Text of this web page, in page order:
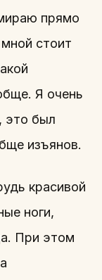
прямо
стоит
Я очень
это был
изъянов.
красивой
ноги,
При этом